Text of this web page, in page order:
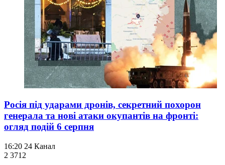
Росія під ударами дронів, секретний похорон
генерала та нові атаки окупантів на фронті:
огляд подій 6 серпня
16:20 24 Канал
2 371 2